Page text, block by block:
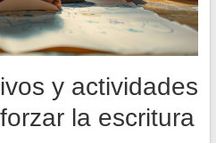
y actividades
la escritura